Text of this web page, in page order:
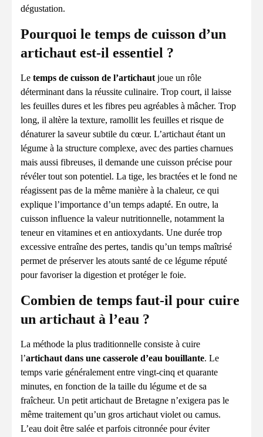
dégustation.
Pourquoi le temps de cuisson d’un
artichaut est-il essentiel ?
Le temps de cuisson de l’artichautjoue un rôle
déterminant dans la réussite culinaire. Trop court, il laisse
les feuilles dures et les fibres peu agréables à mâcher. Trop
long, il altère la texture, ramollit les feuilles et risque de
dénaturer la saveur subtile du cœur. L’artichaut étant un
légume à la structure complexe, avec des parties charnues
mais aussi fibreuses, il demande une cuisson précise pour
révéler tout son potentiel. La tige, les bractées et le fond ne
réagissent pas de la même manière à la chaleur, ce qui
explique l’importance d’un temps adapté. En outre, la
cuisson influence la valeur nutritionnelle, notamment la
teneur en vitamines et en antioxydants. Une durée trop
excessive entraîne des pertes, tandis qu’un temps maîtrisé
permet de préserver les atouts santé de ce légume réputé
pour favoriser la digestion et protéger le foie.
Combien de temps faut-il pour cuire
un artichaut à l’eau ?
La méthode la plus traditionnelle consiste à cuire
l’artichaut dans une casserole d’eau bouillante. Le
temps varie généralement entre vingt-cinq et quarante
minutes, en fonction de la taille du légume et de sa
fraîcheur. Un petit artichaut de Bretagne n’exigera pas le
même traitement qu’un gros artichaut violet ou camus.
L’eau doit être salée et parfois citronnée pour éviter